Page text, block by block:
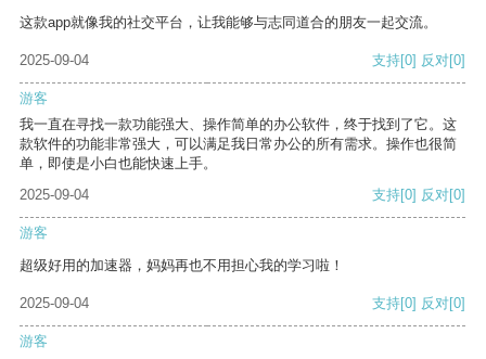
这款app就像我的社交平台，让我能够与志同道合的朋友一起交流。
2025-09-04 支持[0] 反对[0]
游客
我一直在寻找一款功能强大、操作简单的办公软件，终于找到了它。这
款软件的功能非常强大，可以满足我日常办公的所有需求。操作也很简
单，即使是小白也能快速上手。
2025-09-04
支持[0] 反对[0]
游客
超级好用的加速器，妈妈再也不用担心我的学习啦！
2025-09-04 支持[0] 反对[0]
游客